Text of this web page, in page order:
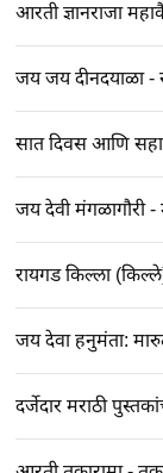
आरती ज्ञानराजा
जय जय दीनदयाळा -
सात दिवस आणि सहा
जय देवी मंगळागौरी -
रायगड किल्ला
जय देवा हनुमंता:
दर्जेदार मराठी